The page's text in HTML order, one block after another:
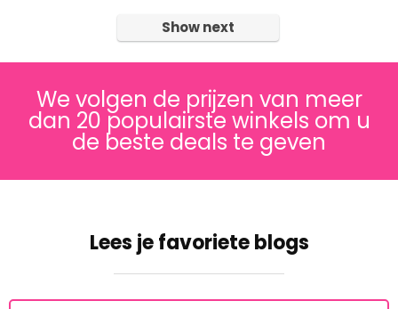
Show next
We volgen de prijzen van meer
dan 20 populairste winkels om u
de beste deals te geven
Lees je favoriete blogs